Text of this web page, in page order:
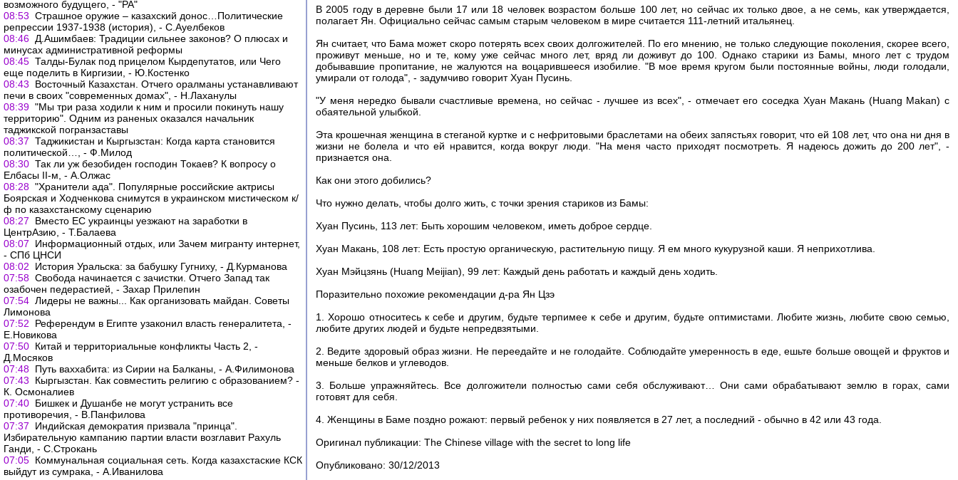
возможного будущего, - "РА"
08:53 Страшное оружие – казахский донос…Политические
репрессии 1937-1938 (история), - С.Ауелбеков
08:46 Д.Ашимбаев: Традиции сильнее законов? О плюсах и
минусах административной реформы
08:45 Талды-Булак под прицелом Кырдепутатов, или Чего
еще поделить в Киргизии, - Ю.Костенко
08:43
Восточный Казахстан. Отчего оралманы устанавливают
печи в своих "современных домах", - Н.Лаханулы
08:39 "Мы три раза ходили к ним и просили покинуть нашу
территорию". Одним из раненых оказался начальник
таджикской погранзаставы
08:37 Таджикистан и Кыргызстан: Когда карта становится
политической…, - Ф.Милод
08:30 Так ли уж безобиден господин Токаев? К вопросу о
Елбасы II-м, - А.Олжас
08:28 "Хранители ада". Популярные российские актрисы
Боярская и Ходченкова снимутся в украинском мистическом к/
ф по казахстанскому сценарию
08:27
Вместо ЕС украинцы уезжают на заработки в
ЦентрАзию, - Т.Балаева
08:07
Информационный отдых, или Зачем мигранту интернет,
- СПб ЦНСИ
08:02
История Уральска: за бабушку Гугниху, - Д.Курманова
07:58 Свобода начинается с зачистки. Отчего Запад так
озабочен педерастией, - Захар Прилепин
07:54 Лидеры не важны... Как организовать майдан. Советы
Лимонова
07:52
Референдум в Египте узаконил власть генералитета, -
Е.Новикова
07:50 Китай и территориальные конфликты Часть 2, -
Д.Мосяков
07:48 Путь ваххабита: из Сирии на Балканы, - А.Филимонова
07:43
Кыргызстан. Как совместить религию с образованием? -
К. Осмоналиев
07:40 Бишкек и Душанбе не могут устранить все
противоречия, - В.Панфилова
07:37
Индийская демократия призвала "принца".
Избирательную кампанию партии власти возглавит Рахуль
Ганди, - С.Строкань
07:05 Коммунальная социальная сеть. Когда казахстаские КСК
выйдут из сумрака, - А.Иванилова
В 2005 году в деревне были 17 или 18 человек возрастом больше 100 лет, но сейчас их только двое, а не семь, как утверждается,
полагает Ян. Официально сейчас самым старым человеком в мире считается 111-летний итальянец.
Ян считает, что Бама может скоро потерять всех своих долгожителей. По его мнению, не только следующие поколения, скорее всего,
проживут меньше, но и те, кому уже сейчас много лет, вряд ли доживут до 100. Однако старики из Бамы, много лет с трудом
добывавшие пропитание, не жалуются на воцарившееся изобилие. "В мое время кругом были постоянные войны, люди голодали,
умирали от голода", - задумчиво говорит Хуан Пусинь.
"У меня нередко бывали счастливые времена, но сейчас - лучшее из всех", - отмечает его соседка Хуан Макань (Huang Makan) с
обаятельной улыбкой.
Эта крошечная женщина в стеганой куртке и с нефритовыми браслетами на обеих запястьях говорит, что ей 108 лет, что она ни дня в
жизни не болела и что ей нравится, когда вокруг люди. "На меня часто приходят посмотреть. Я надеюсь дожить до 200 лет", -
признается она.
Как они этого добились?
Что нужно делать, чтобы долго жить, с точки зрения стариков из Бамы:
Хуан Пусинь, 113 лет: Быть хорошим человеком, иметь доброе сердце.
Хуан Макань, 108 лет: Есть простую органическую, растительную пищу. Я ем много кукурузной каши. Я неприхотлива.
Хуан Мэйцзянь (Huang Meijian), 99 лет: Каждый день работать и каждый день ходить.
Поразительно похожие рекомендации д-ра Ян Цзэ
1. Хорошо относитесь к себе и другим, будьте терпимее к себе и другим, будьте оптимистами. Любите жизнь, любите свою семью,
любите других людей и будьте непредвзятыми.
2. Ведите здоровый образ жизни. Не переедайте и не голодайте. Соблюдайте умеренность в еде, ешьте больше овощей и фруктов и
меньше белков и углеводов.
3. Больше упражняйтесь. Все долгожители полностью сами себя обслуживают… Они сами обрабатывают землю в горах, сами
готовят для себя.
4. Женщины в Баме поздно рожают: первый ребенок у них появляется в 27 лет, а последний - обычно в 42 или 43 года.
Оригинал публикации: The Chinese village with the secret to long life
Опубликовано: 30/12/2013